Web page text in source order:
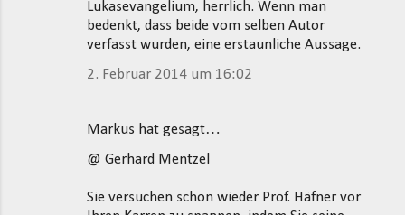
Lukasevangelium, herrlich. Wenn man
bedenkt, dass beide vom selben Autor
verfasst wurden, eine erstaunliche Aussage.
2. Februar 2014 um 16:02
Markus hat gesagt…
@ Gerhard Mentzel
Sie versuchen schon wieder Prof. Häfner vor